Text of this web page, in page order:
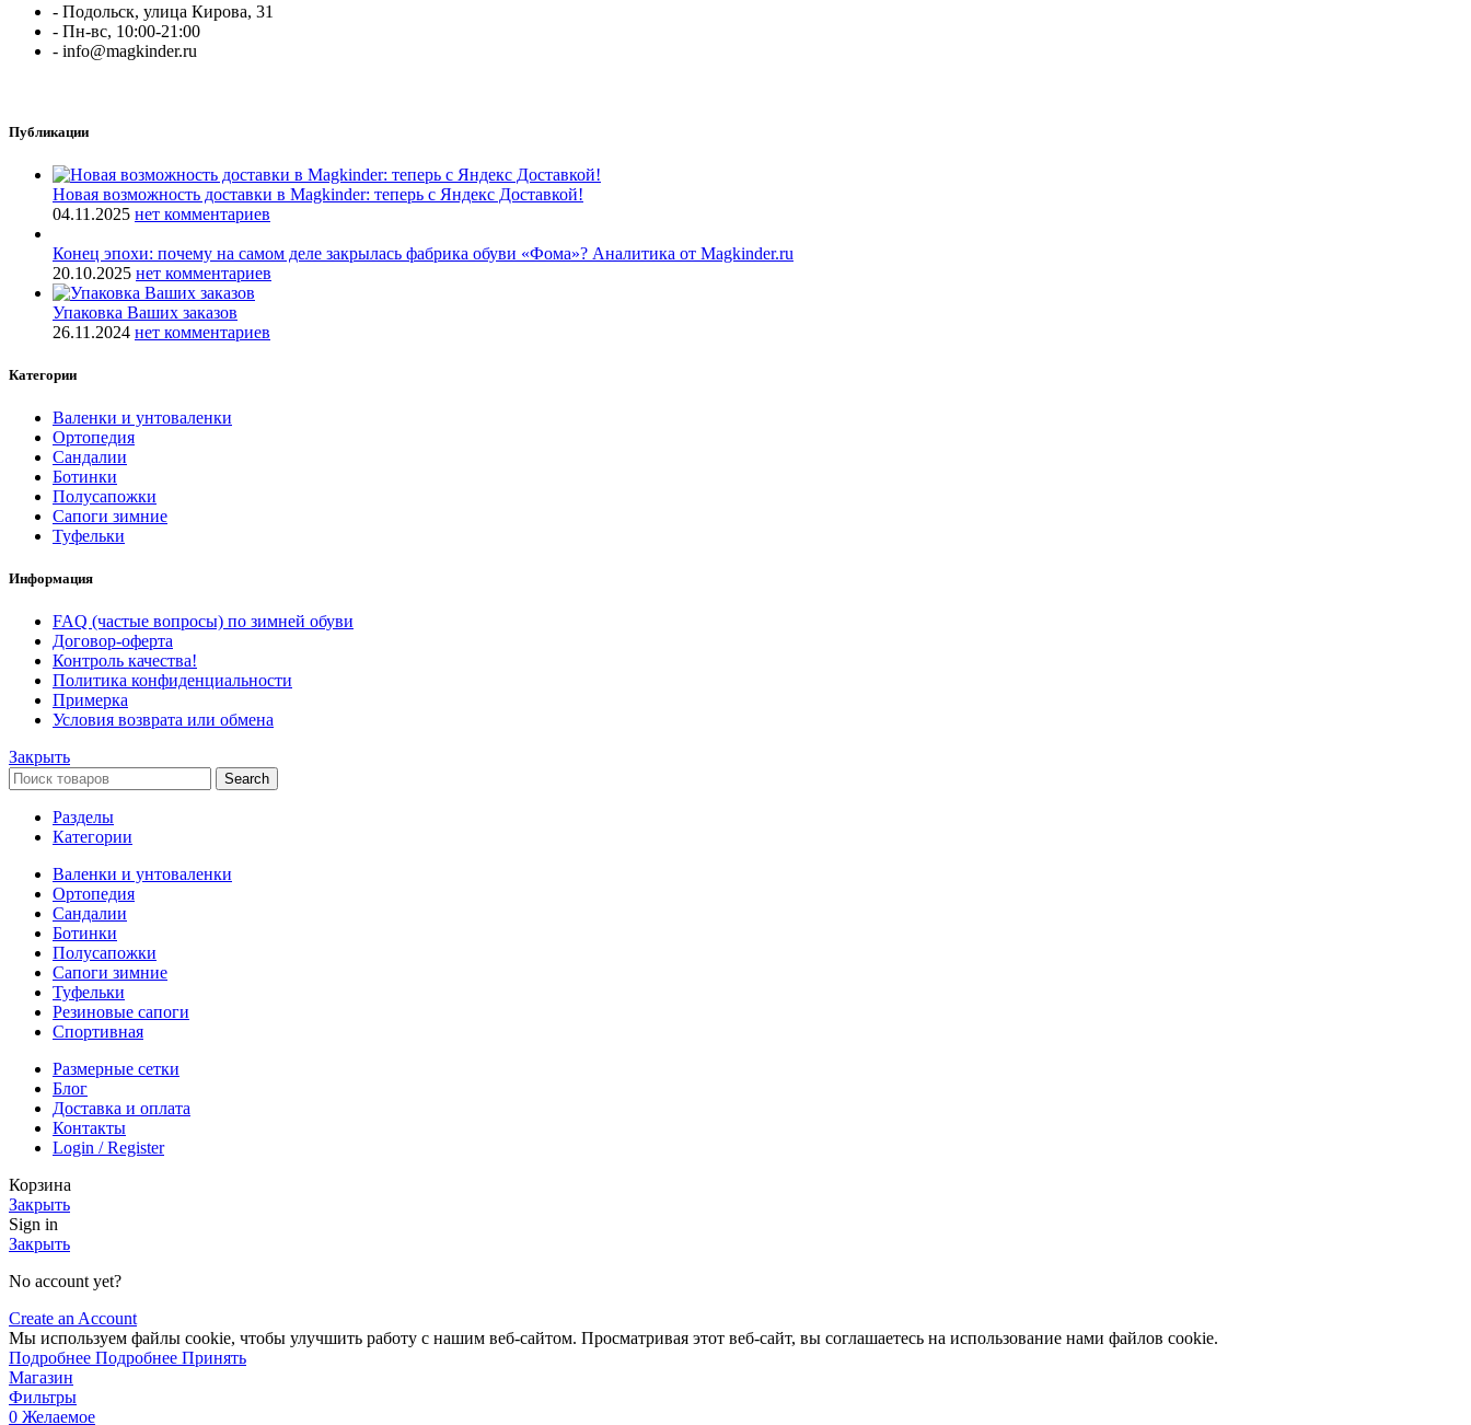
- Подольск, улица Кирова, 31
- Пн-вс, 10:00-21:00
- info@magkinder.ru
Публикации
Новая возможность доставки в Magkinder: теперь с Яндекс Доставкой!
04.11.2025 нет комментариев
Конец эпохи: почему на самом деле закрылась фабрика обуви «Фома»? Аналитика от Magkinder.ru
20.10.2025 нет комментариев
Упаковка Ваших заказов
26.11.2024 нет комментариев
Категории
Валенки и унтоваленки
Ортопедия
Сандалии
Ботинки
Полусапожки
Сапоги зимние
Туфельки
Информация
FAQ (частые вопросы) по зимней обуви
Договор-оферта
Контроль качества!
Политика конфиденциальности
Примерка
Условия возврата или обмена
Закрыть
Search
Разделы
Категории
Валенки и унтоваленки
Ортопедия
Сандалии
Ботинки
Полусапожки
Сапоги зимние
Туфельки
Резиновые сапоги
Спортивная
Размерные сетки
Блог
Доставка и оплата
Контакты
Login / Register
Корзина
Закрыть
Sign in
Закрыть
No account yet?
Create an Account
Мы используем файлы cookie, чтобы улучшить работу с нашим веб-сайтом. Просматривая этот веб-сайт, вы соглашаетесь на использование нами файлов cookie.
Подробнее Подробнее Принять
Магазин
Фильтры
0 Желаемое